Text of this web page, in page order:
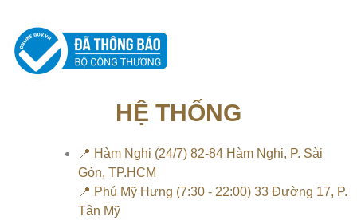
HỆ THỐNG
📍 Hàm Nghi (24/7) 82-84 Hàm Nghi, P. Sài
Gòn, TP.HCM
📍 Phú Mỹ Hưng (7:30 - 22:00) 33 Đường 17, P.
Tân Mỹ